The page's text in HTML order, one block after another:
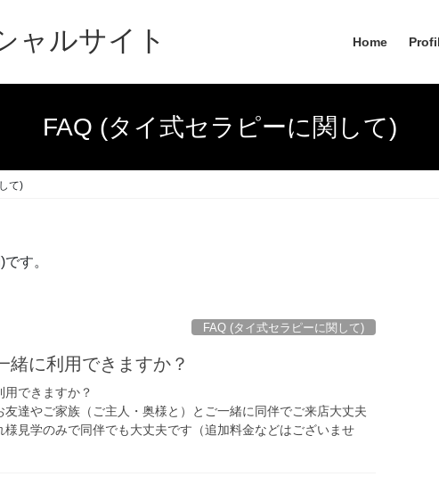
ャルサイト Home
FAQ (タイ式セラピーに関して)
て)
す。
FAQ (タイ式セラピーに関して)
緒に利用できますか？
できますか？
友達やご家族（ご主人・奥様と）とご一緒に同伴でご来店大丈夫
様見学のみで同伴でも大丈夫です（追加料金などはございませ